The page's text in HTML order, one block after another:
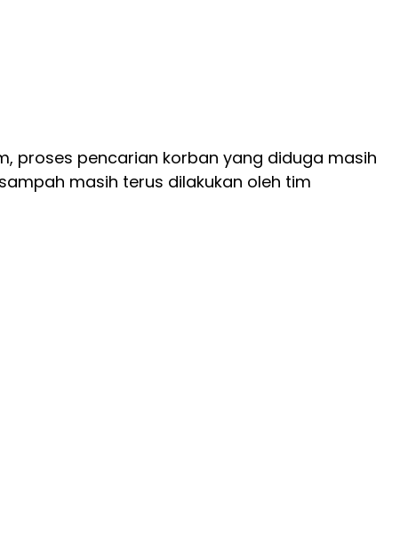
proses pencarian korban yang diduga masih
masih terus dilakukan oleh tim